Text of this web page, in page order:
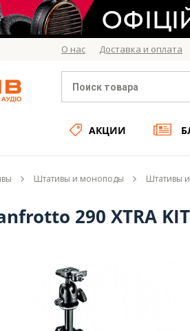
О нас Доставка и оплата
АКЦИИ
Штативы и моноподы Штативы
290 XTRA KIT